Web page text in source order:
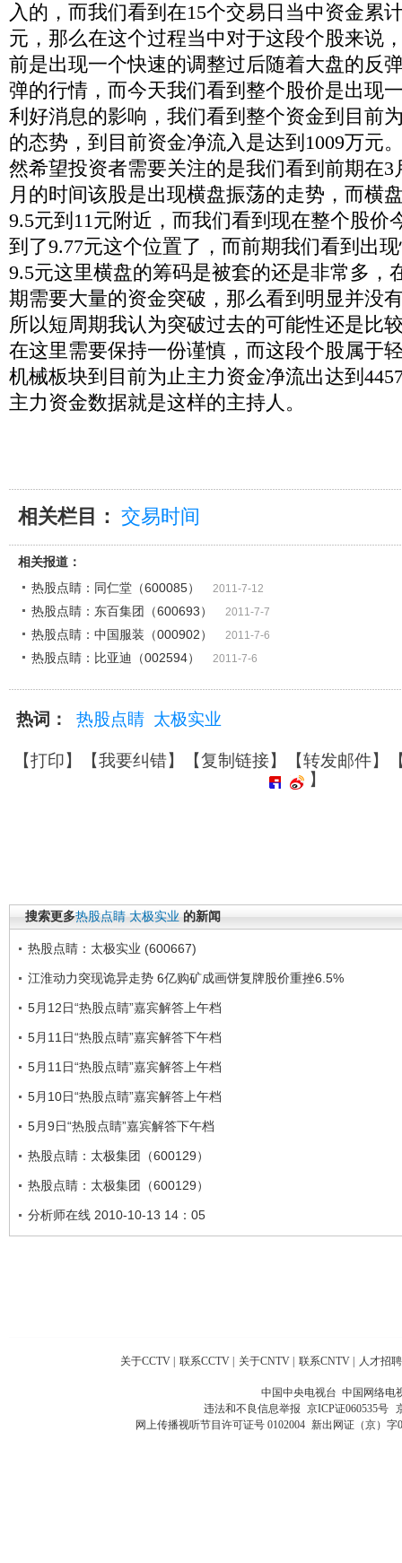
入的，而我们看到在15个交易日当中资金累
元，那么在这个过程当中对于这段个股来说
前是出现一个快速的调整过后随着大盘的反
弹的行情，而今天我们看到整个股价是出现
利好消息的影响，我们看到整个资金到目前
的态势，到目前资金净流入是达到 1009万元
然希望投资者需要关注的是我们看到前期在3
月的时间该股是出现横盘振荡的走势，而横
9.5元到 11元附近，而我们看到现在整个股价
到了9.77元这个位置了，而前期我们看到出
9.5元这里横盘的筹码是被套的还是非常多，
期需要大量的资金突破，那么看到明显并没
所以短周期我认为突破过去的可能性还是比
在这里需要保持一份谨慎，而这段个股属于
机械板块到目前为止主力资金净流出达到
主力资金数据就是这样的主持人。
相关栏目： 交易时间
相关报道：
热股点睛：同仁堂（600085）
2011-7-12
热股点睛：东百集团（600693） 2011-7-7
热股点睛：中国服装（000902） 2011-7-6
热股点睛：比亚迪（002594） 2011-7-6
热词： 热股点睛 太极实业
【打印】【我要纠错】【复制链接】【转发邮件】
】
搜索更多热股点睛 太极实业 的新闻
热股点睛：太极实业 (600667)
江淮动力突现诡异走势 6亿购矿成画饼复牌股价重挫6.5%
5月12日“热股点睛”嘉宾解答上午档
5月11日“热股点睛”嘉宾解答下午档
5月11日“热股点睛”嘉宾解答上午档
5月10日“热股点睛”嘉宾解答上午档
5月9日“热股点睛”嘉宾解答下午档
热股点睛：太极集团（600129）
热股点睛：太极集团（600129）
分析师在线 2010-10-13 14：05
关于CCTV 联系CCTV 关于CNTV 联系CNTV 人才招聘
中国中央电视台 中国网络电
违法和不良信息举报 京ICP证060535号
网上传播视听节目许可证号 0102004 新出网证（京）